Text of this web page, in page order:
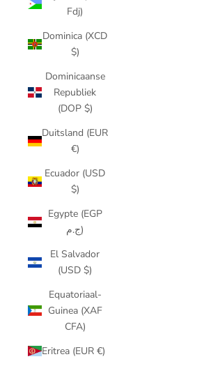
Fdj)
Dominica (XCD
$)
Dominicaanse
Republiek
(DOP $)
Duitsland (EUR
€)
Ecuador (USD
$)
Egypte (EGP
ج.م)
El Salvador
(USD $)
Equatoriaal-
Guinea (XAF
CFA)
Eritrea (EUR €)